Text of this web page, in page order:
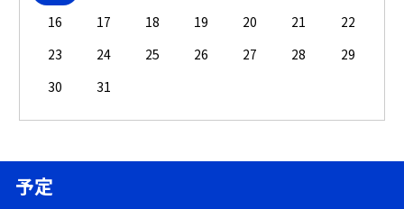
16
17 18 19 20 21
22
23
24 25 26 27 28
29
30
31
予定